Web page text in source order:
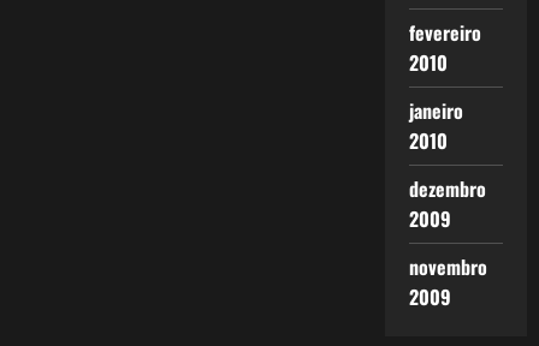
fevereiro
2010
janeiro
2010
dezembro
2009
novembro
2009